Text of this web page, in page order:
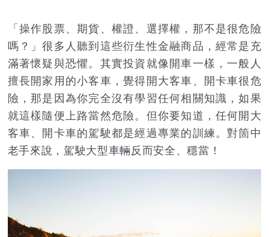
「操作股票、期貨、權證、選擇權，那不是很危險
嗎？」很多人聽到這些衍生性金融商品，經常是充
滿著懷疑與恐懼。其實投資就像開車一樣，一般人
擅長開家用的小客車，覺得開大客車、開卡車很危
險，那是因為你完全沒有學習任何相關知識，如果
就這樣隨便上路當然危險。但你要知道，任何開大
客車、開卡車的駕駛都是經過專業的訓練。對箇中
老手來說，駕駛大型車輛反而安全、穩當！